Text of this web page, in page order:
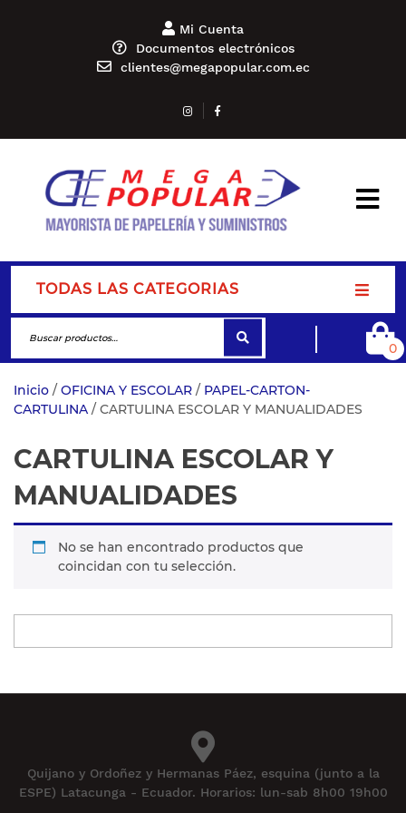
Mi Cuenta
Documentos electrónicos
clientes@megapopular.com.ec
TODAS LAS CATEGORIAS
0
Inicio / OFICINA Y ESCOLAR / PAPEL-CARTON-
CARTULINA / CARTULINA ESCOLAR Y MANUALIDADES
CARTULINA ESCOLAR Y
MANUALIDADES
No se han encontrado productos que
coincidan con tu selección.
Quijano y Ordoñez y Hermanas Páez, esquina (junto a la
ESPE) Latacunga - Ecuador. Horarios: lun-sab 8h00 19h00